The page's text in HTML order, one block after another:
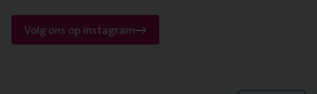
Volg ons op instagram